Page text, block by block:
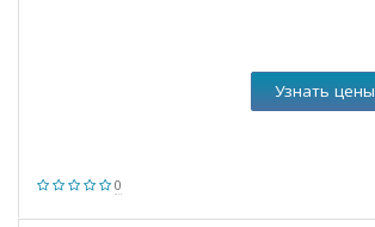
0
Узнать цены